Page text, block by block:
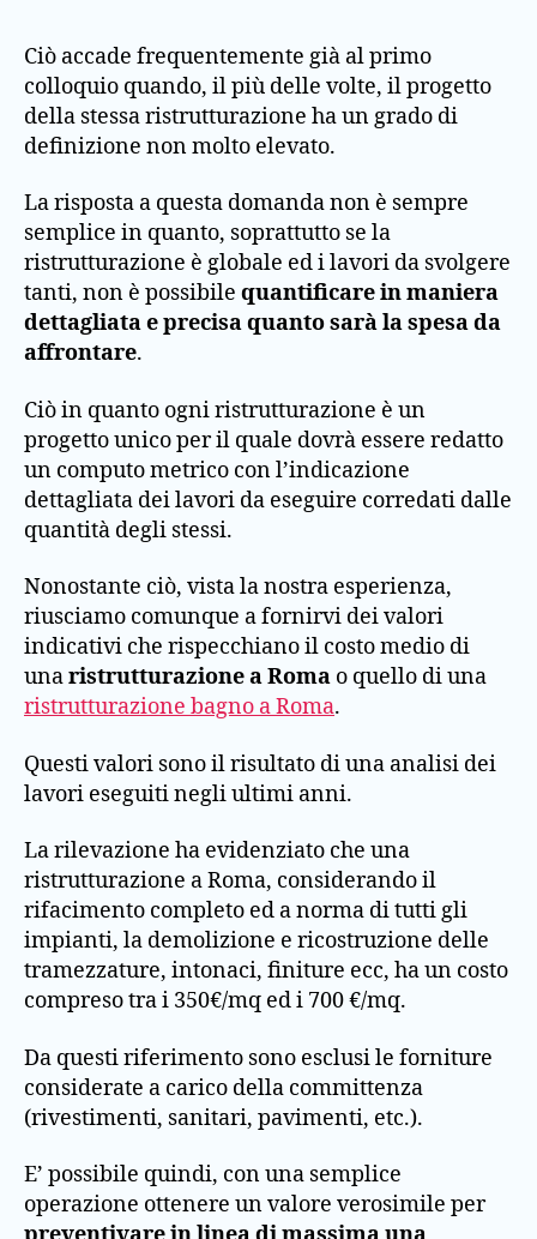
Ciò accade frequentemente già al primo
colloquio quando, il più delle volte, il progetto
della stessa ristrutturazione ha un grado di
definizione non molto elevato.
La risposta a questa domanda non è sempre
semplice in quanto, soprattutto se la
ristrutturazione è globale ed i lavori da svolgere
tanti, non è possibile quantificare in maniera
dettagliata e precisa quanto sarà la spesa da
affrontare.
Ciò in quanto ogni ristrutturazione è un
progetto unico per il quale dovrà essere redatto
un computo metrico con l’indicazione
dettagliata dei lavori da eseguire corredati dalle
quantità degli stessi.
Nonostante ciò, vista la nostra esperienza,
riusciamo comunque a fornirvi dei valori
indicativi che rispecchiano il costo medio di
unaristrutturazione a Roma o quello di una
ristrutturazione bagno a Roma.
Questi valori sono il risultato di una analisi dei
lavori eseguiti negli ultimi anni.
La rilevazione ha evidenziato che una
ristrutturazione a Roma, considerando il
rifacimento completo ed a norma di tutti gli
impianti, la demolizione e ricostruzione delle
tramezzature, intonaci, finiture ecc, ha un costo
compreso tra i 350€/mq ed i 700 €/mq.
Da questi riferimento sono esclusi le forniture
considerate a carico della committenza
(rivestimenti, sanitari, pavimenti, etc.).
E’ possibile quindi, con una semplice
operazione ottenere un valore verosimile per